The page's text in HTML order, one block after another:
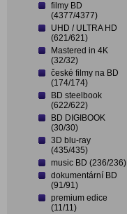
filmy BD
(4377/4377)
UHD / ULTRA HD
(621/621)
Mastered in 4K
(32/32)
české filmy na BD
(174/174)
BD steelbook
(622/622)
BD DIGIBOOK
(30/30)
3D blu-ray
(435/435)
music BD (236/236)
dokumentární BD
(91/91)
premium edice
(11/11)